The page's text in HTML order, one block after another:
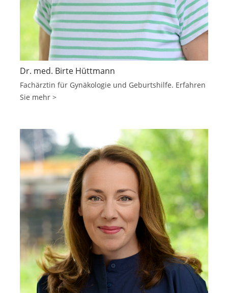
Dr. med. Birte Hüttmann
Fachärztin für Gynäkologie und Geburtshilfe. Erfahren
Sie mehr >